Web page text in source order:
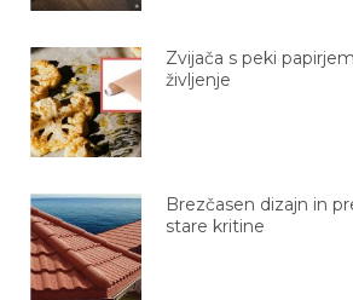
Zvijača s peki
življenje
Brezčasen dizajn in
stare kritine